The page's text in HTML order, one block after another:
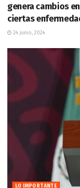
genera cambios
ciertas
24 junio, 2024
LO IMPORTANTE